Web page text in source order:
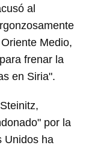
al
Medio,
frenar la
en Siria".
por la
Unidos ha